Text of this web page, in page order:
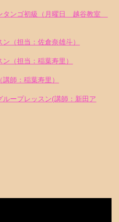
タンゴ初級（月曜日 越谷教室
（担当：佐倉奈雄斗）
（担当：稲葉寿里）
師：稲葉寿里）
ープレッスン(講師：新田ア